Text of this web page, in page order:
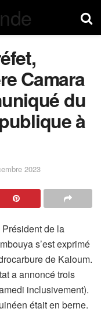
Camara
du
à
2023
de la
s’est exprimé
de Kaloum.
a annoncé trois
inclusivement).
était en berne.